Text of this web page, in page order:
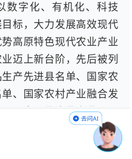
数字化、有机化、科技
标，大力发展高效现代
高原特色现代农业产业
迈上新台阶，先后被列
产先进县名单、国家农
、国家农村产业融合发
国家现代农业产业园项
代农业蔬菜（双绑）产业
度全国蔬菜质量标准中心